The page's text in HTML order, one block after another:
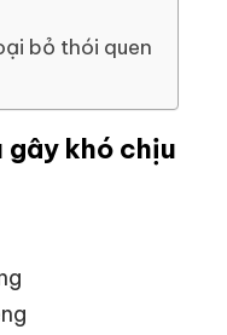
bỏ thói quen
gây khó chịu